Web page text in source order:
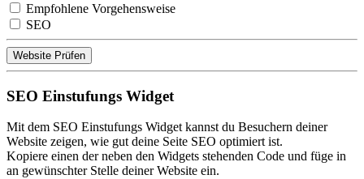
Empfohlene Vorgehensweise
SEO
Website Prüfen
SEO Einstufungs Widget
Mit dem SEO Einstufungs Widget kannst du Besuchern deiner
Website zeigen, wie gut deine Seite SEO optimiert ist.
Kopiere einen der neben den Widgets stehenden Code und füge in
an gewünschter Stelle deiner Website ein.